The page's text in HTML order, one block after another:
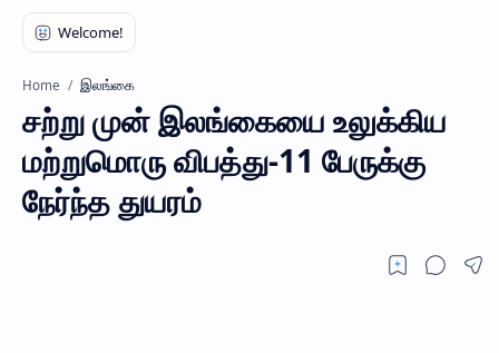
Home இலங்கை
சற்று முன் இலங்கையை உலுக்கிய
மற்றுமொரு விபத்து-11 பேருக்கு
நேர்ந்த துயரம்